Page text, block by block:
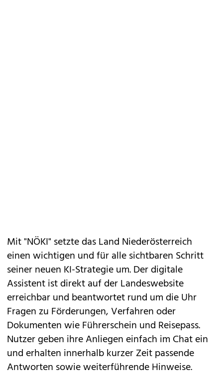
Mit "NÖKI" setzte das Land Niederösterreich
einen wichtigen und für alle sichtbaren Schritt
seiner neuen KI-Strategie um. Der digitale
Assistent ist direkt auf der Landeswebsite
erreichbar und beantwortet rund um die Uhr
Fragen zu Förderungen, Verfahren oder
Dokumenten wie Führerschein und Reisepass.
Nutzer geben ihre Anliegen einfach im Chat ein
und erhalten innerhalb kurzer Zeit passende
Antworten sowie weiterführende Hinweise.